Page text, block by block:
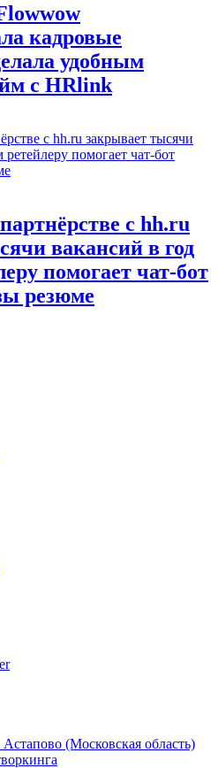
кадровые
удобным
с HRlink
с hh.ru
вакансий в год
помогает чат-бот
резюме
(Московская область)